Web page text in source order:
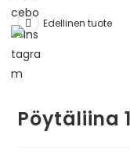
Edellinen tuote
Pöytäliina